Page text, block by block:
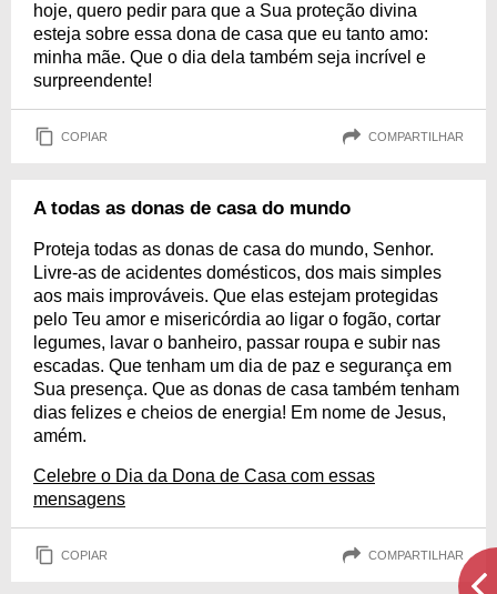
hoje, quero pedir para que a Sua proteção divina
esteja sobre essa dona de casa que eu tanto amo:
minha mãe. Que o dia dela também seja incrível e
surpreendente!
COPIAR COMPARTILHAR
A todas as donas de casa do mundo
Proteja todas as donas de casa do mundo, Senhor.
Livre-as de acidentes domésticos, dos mais simples
aos mais improváveis. Que elas estejam protegidas
pelo Teu amor e misericórdia ao ligar o fogão, cortar
legumes, lavar o banheiro, passar roupa e subir nas
escadas. Que tenham um dia de paz e segurança em
Sua presença. Que as donas de casa também tenham
dias felizes e cheios de energia! Em nome de Jesus,
amém.
Celebre o Dia da Dona de Casa com essas
mensagens
COPIAR COMPARTILHAR